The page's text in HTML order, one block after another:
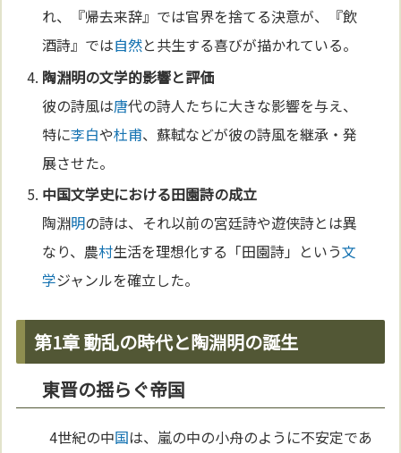
れ、『帰去来辞』では官界を捨てる決意が、『飲
酒詩』では自然と共生する喜びが描かれている。
陶淵明の文学的影響と評価
彼の詩風は唐代の詩人たちに大きな影響を与え、
特に李白や杜甫、蘇軾などが彼の詩風を継承・発
展させた。
中国文学史における田園詩の成立
陶淵明の詩は、それ以前の宮廷詩や遊侠詩とは異
なり、農村生活を理想化する「田園詩」という文
学ジャンルを確立した。
第1章 動乱の時代と陶淵明の誕生
東晋の揺らぐ帝国
4世紀の中国は、嵐の中の小舟のように不安定であ